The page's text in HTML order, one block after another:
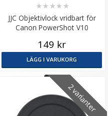
JJC Objektivlock vridbart för
Canon PowerShot V10
★★ ★★ ★
149 kr
LÄGG I VARUKORG
2 varianter